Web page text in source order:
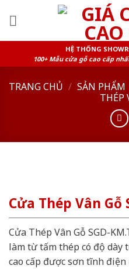
HỆ THỐNG
100+ Mẫu cửa gỗ cao cấp
TRANG CHỦ / SẢN PHẨM
THÉP
Cửa Thép Vân Gỗ
Cửa Thép Vân Gỗ SGD-
làm từ tấm thép có độ dày
cao cấp được sơn tĩnh